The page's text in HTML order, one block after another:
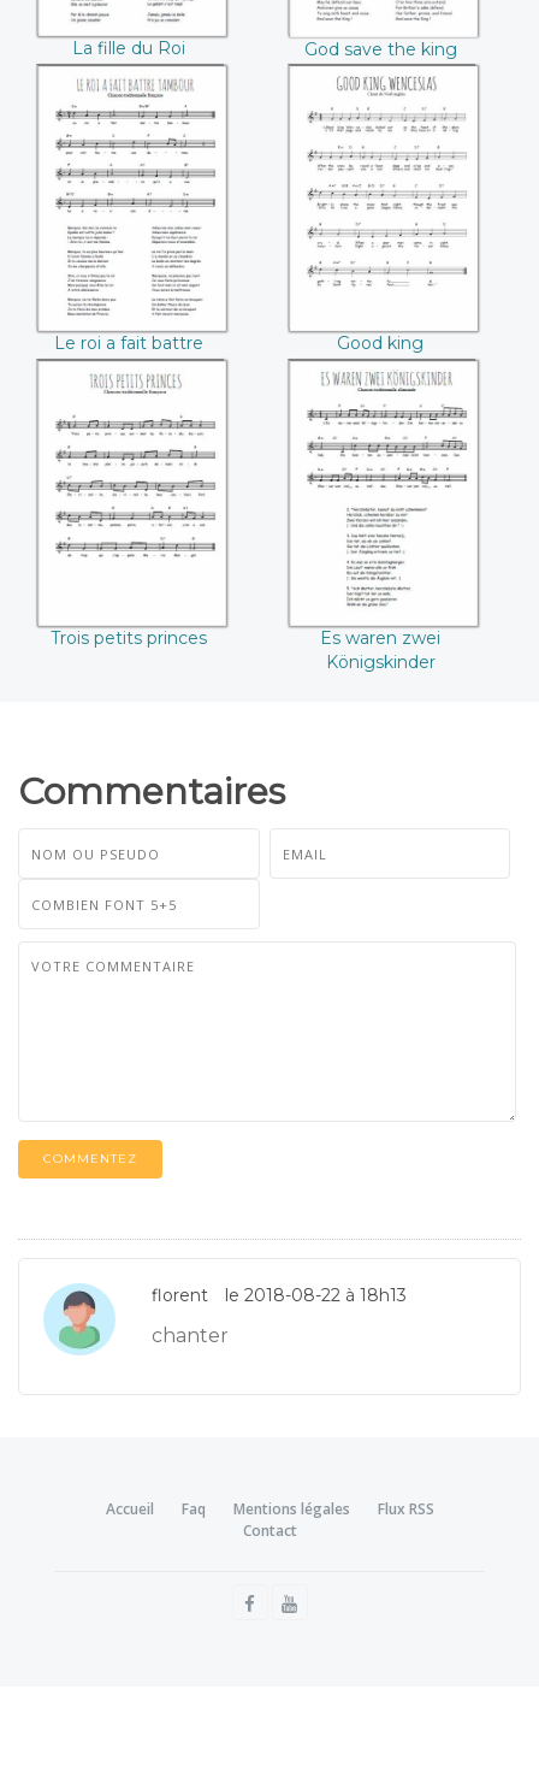
La fille du Roi
d'Espagne
God save the king
Le roi a fait battre
tambour
Le roi a fait battre
tambour
Good king
Wenceslas
Good king
Wenceslas
Trois petits princes
Trois petits princes
Es waren zwei
Königskinder
Es waren zwei
Königskinder
Commentaires
COMMENTEZ
florent le 2018-08-22 à 18h13
chanter
Accueil Faq Mentions légales
Flux RSS
Contact